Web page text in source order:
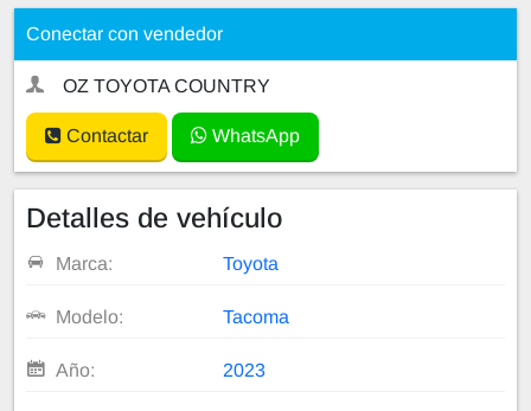
Conectar con vendedor
OZ TOYOTA COUNTRY
Contactar WhatsApp
Detalles de vehículo
Marca: Toyota
Modelo: Tacoma
Año: 2023